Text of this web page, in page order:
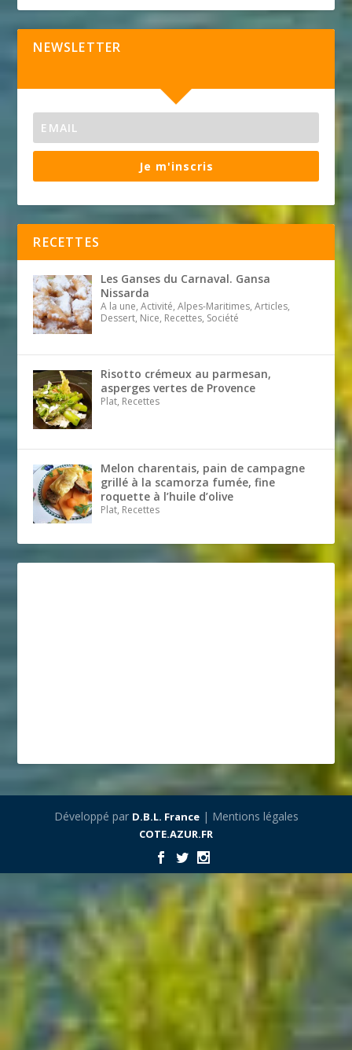
NEWSLETTER
Je m'inscris
RECETTES
Les Ganses du Carnaval. Gansa
Nissarda
A la une, Activité, Alpes-Maritimes, Articles,
Dessert, Nice, Recettes, Société
Risotto crémeux au parmesan,
asperges vertes de Provence
Plat, Recettes
Melon charentais, pain de campagne
grillé à la scamorza fumée, fine
roquette à l’huile d’olive
Plat, Recettes
Développé par D.B.L. France| Mentions légales
COTE.AZUR.FR